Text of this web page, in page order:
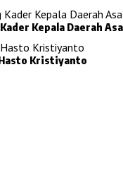
Kepala Daerah
Kristiyanto